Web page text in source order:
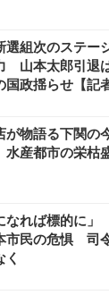
選組次のステ
山本太郎引退
国政揺らせ【記
が物語る下関
産都市の栄枯
なれば標的に
市民の危惧 司
く